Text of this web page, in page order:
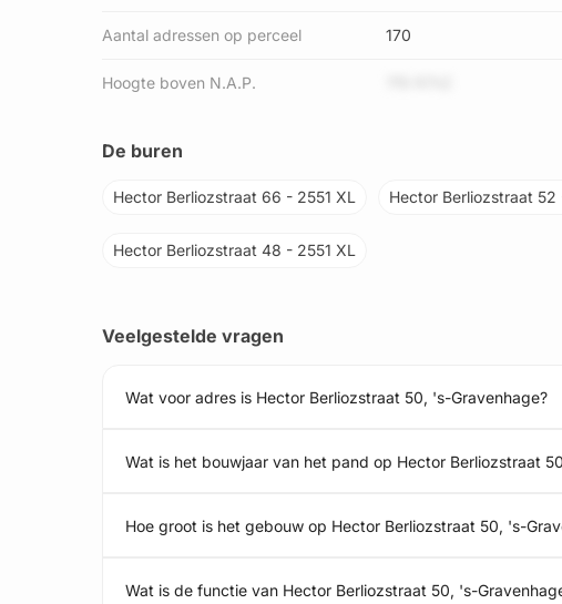
Aantal adressen op perceel 170
Hoogte boven N.A.P.
De buren
Hector Berliozstraat 66 - 2551 XL Hector Berliozstraat 52
Hector Berliozstraat 48 - 2551 XL
Veelgestelde vragen
Wat voor adres is Hector Berliozstraat 50, 's-Gravenhage?
Wat is het bouwjaar van het pand op Hector Berliozstraat
Hoe groot is het gebouw op Hector Berliozstraat 50, 's-
Wat is de functie van Hector Berliozstraat 50, 's-